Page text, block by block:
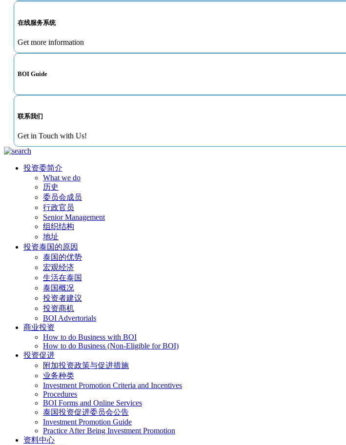
在线服务系统
Get more information
BOI Guide
联系我们
Get in Touch with Us!
投资委简介
What we do
历史
委员会成员
行政官员
Senior Management
组织结构
地址
投资泰国的原因
泰国的优势
宏观经济
生活在泰国
泰国概况
投资者建议
投资商机
BOI Advertorials
商业投资
How to do Business with BOI
How to do Business (Non-Eligible for BOI)
投资促进
附加投资政策与促进措施
业务种类
Investment Promotion Criteria and Incentives
Procedures
BOI Forms and Online Services
泰国投资促进委员会公告
Investment Promotion Guide
Practice After Being Investment Promotion
资料中心